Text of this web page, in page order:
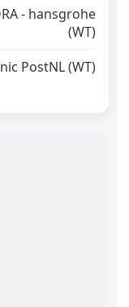
- hansgrohe
(WT)
PostNL (WT)